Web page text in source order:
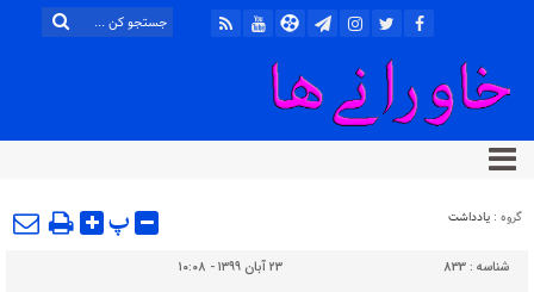
گروه : یادداشت پ
شناسه : 833 ۲۳ آبان ۱۳۹۹ - ۱۰:۰۸